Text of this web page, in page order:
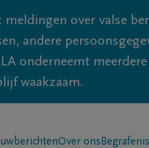
meldingen over valse
andere
onderneemt
waakzaam.
Over ons